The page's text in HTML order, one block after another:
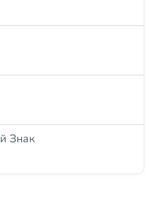
Знак